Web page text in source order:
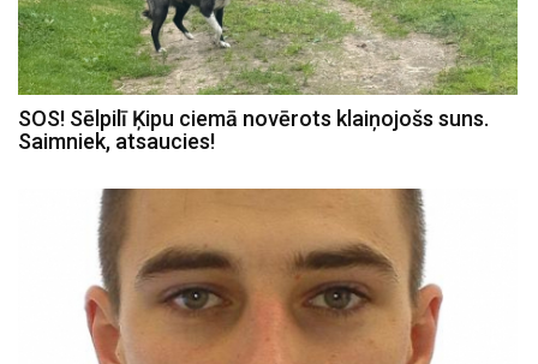
SOS! Sēlpilī Ķipu ciemā novērots klaiņojošs suns.
Saimniek, atsaucies!